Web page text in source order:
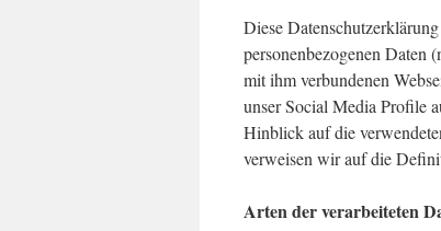
Diese
personenbezogenen Daten
mit ihm verbundenen
unser Social Media Profile
Hinblick auf die
verweisen wir auf die
Arten der verarbeiteten